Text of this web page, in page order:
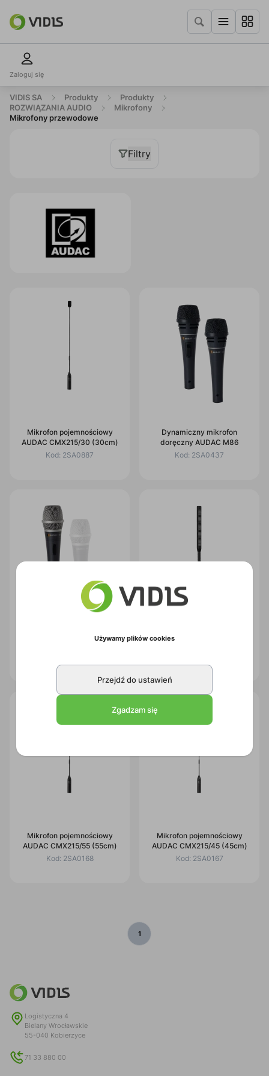
Zaloguj się
VIDIS SA Produkty
Produkty
ROZWIĄZANIA AUDIO
Mikrofony
Mikrofony przewodowe
Filtry
Mikrofon pojemnościowy
AUDAC CMX215/30 (30cm)
Kod: 2SA0887
Dynamiczny mikrofon
doręczny AUDAC M86
Kod: 2SA0437
Dynamiczny mikrofon
doręczny AUDAC M67
Mikrofon kierunkowy AUDAC
Mikrofon pojemnościowy
AUDAC CMX215/55 (55cm)
Kod: 2SA0168
Mikrofon pojemnościowy
AUDAC CMX215/45 (45cm)
Kod: 2SA0167
1
Logistyczna 4
Bielany Wrocławskie
55-040 Kobierzyce
71 33 880 00
Używamy plików cookies
Przejdź do ustawień
Zgadzam się